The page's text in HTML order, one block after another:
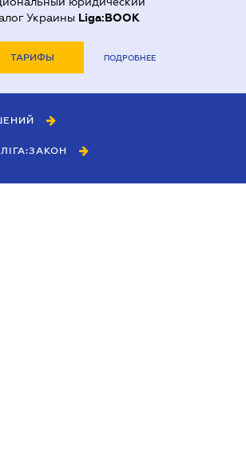
Украины Liga:BOOK
ТАРИФЫ ПОДРОБНЕЕ